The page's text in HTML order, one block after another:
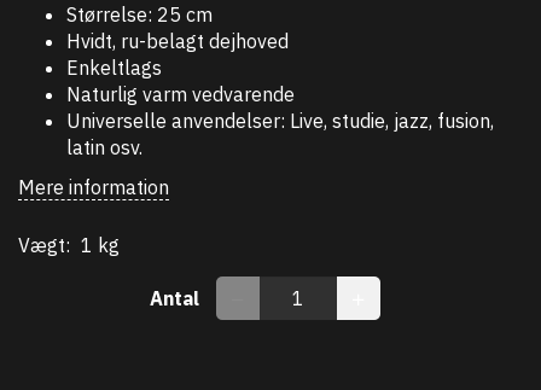
Størrelse: 25 cm
Hvidt, ru-belagt dejhoved
Enkeltlags
Naturlig varm vedvarende
Universelle anvendelser: Live, studie, jazz, fusion,
latin osv.
Mere information
Vægt: 1 kg
Antal